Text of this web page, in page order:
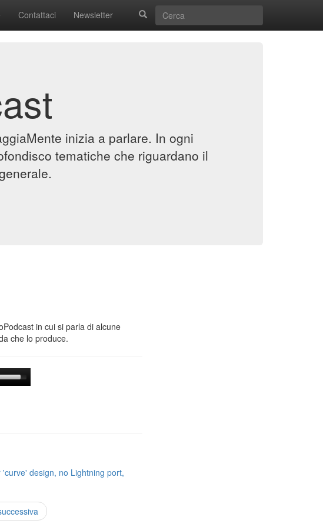
Contattaci Newsletter
inizia a parlare. In ogni
tematiche che riguardano il
in cui si parla di alcune
che lo produce.
design, no Lightning port,